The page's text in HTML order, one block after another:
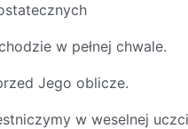
w pełnej chwale.
Jego oblicze.
w weselnej